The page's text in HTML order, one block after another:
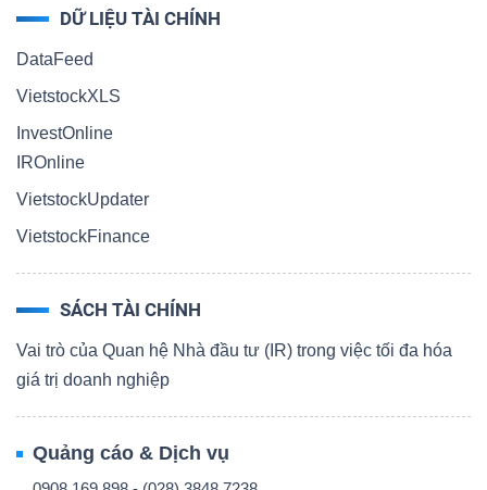
DỮ LIỆU TÀI CHÍNH
DataFeed
VietstockXLS
InvestOnline
IROnline
VietstockUpdater
VietstockFinance
SÁCH TÀI CHÍNH
Vai trò của Quan hệ Nhà đầu tư (IR) trong việc tối đa hóa
giá trị doanh nghiệp
Quảng cáo & Dịch vụ